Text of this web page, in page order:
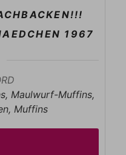
1967
Maulwurf-Muffins,
Muffins